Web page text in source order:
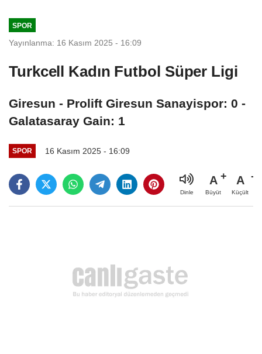
SPOR
Yayınlanma: 16 Kasım 2025 - 16:09
Turkcell Kadın Futbol Süper Ligi
Giresun - Prolift Giresun Sanayispor: 0 -
Galatasaray Gain: 1
SPOR 16 Kasım 2025 - 16:09
Dinle
A
Büyüt
A
Küçült